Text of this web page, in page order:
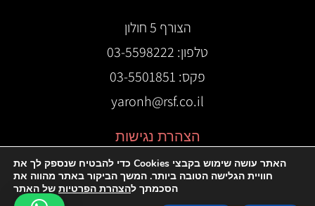
הצורף 5 חולון
טלפון: 03-5598222
פקס: 03-5501851
yaronh@rsf.co.il
הצהרת נגישות
האתר עושה שימוש בקבצי Cookies כדי להבטיח שנספק לך את
חוויית הגלישה הטובה ביותר. המשך הביקור באתר מהווה את
הסכמתך להצהרת הפרטיות של האתר